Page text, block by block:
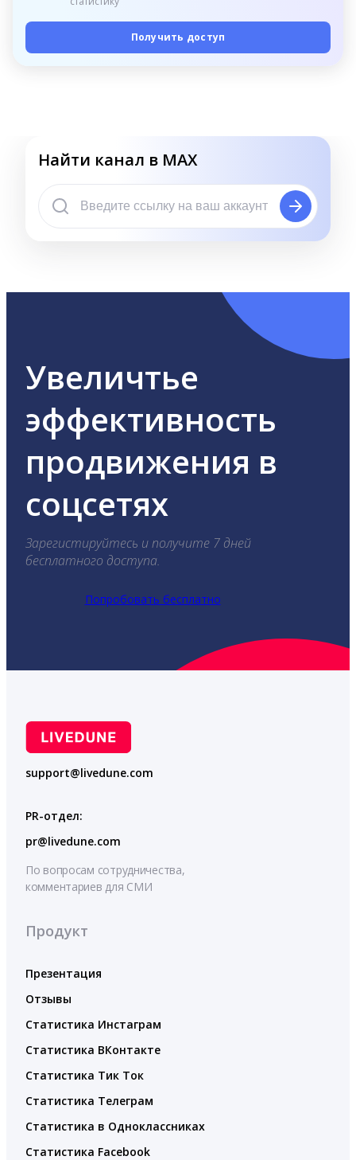
Получить доступ
Найти канал в MAX
Увеличтье
эффективность
продвижения в
соцсетях
Зарегистируйтесь и получите 7 дней
бесплатного доступа.
Попробовать бесплатно
support@livedune.com
PR-отдел:
pr@livedune.com
По вопросам сотрудничества,
комментариев для СМИ
Продукт
Презентация
Отзывы
Статистика Инстаграм
Статистика ВКонтакте
Статистика Тик Ток
Статистика Телеграм
Статистика в Одноклассниках
Статистика Facebook